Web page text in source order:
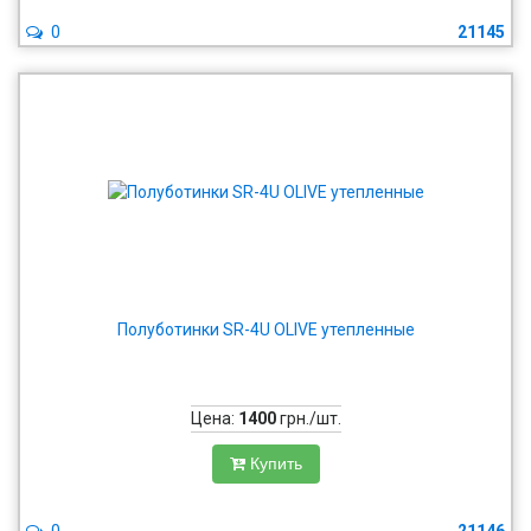
21145
0
Полуботинки SR-4U OLIVE утепленные
Цена: 1400грн./шт.
Купить